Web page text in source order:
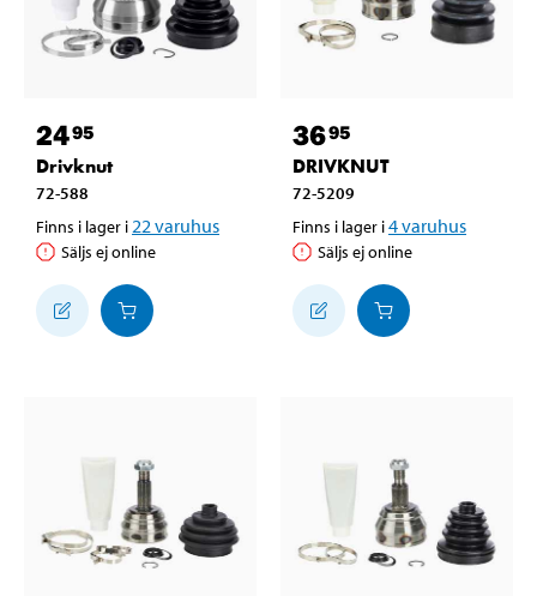
2495
Drivknut
72-588
Finns i lager i 22 varuhus
Säljs ej online
3695
DRIVKNUT
72-5209
Finns i lager i4varuhus
Säljs ej online